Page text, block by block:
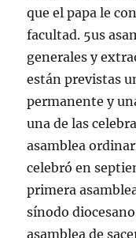
que el papa le
facultad. 5us
generales y
están previstas
permanente y
una de las
asamblea
celebró en
primera
sí­nodo
asamblea de